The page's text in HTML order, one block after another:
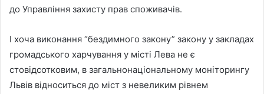
до Управління захисту прав споживачів.
І хоча виконання “бездимного закону” закону у закладах
громадського харчування у місті Лева не є
стовідсотковим, в загальнонаціональному моніторингу
Львів відноситься до міст з невеликим рівнем